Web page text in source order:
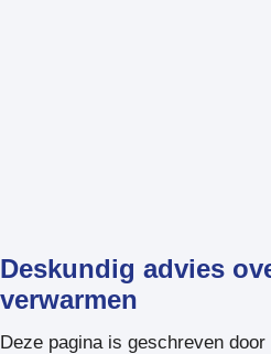
Deskundig advies
verwarmen
Deze pagina is geschreven door